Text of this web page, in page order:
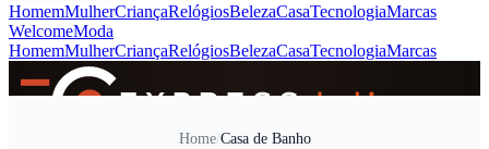
HomemMulherCriançaRelógiosBelezaCasaTecnologiaMarcas
WelcomeModa
HomemMulherCriançaRelógiosBelezaCasaTecnologiaMarcas
Home/Casa de Banho